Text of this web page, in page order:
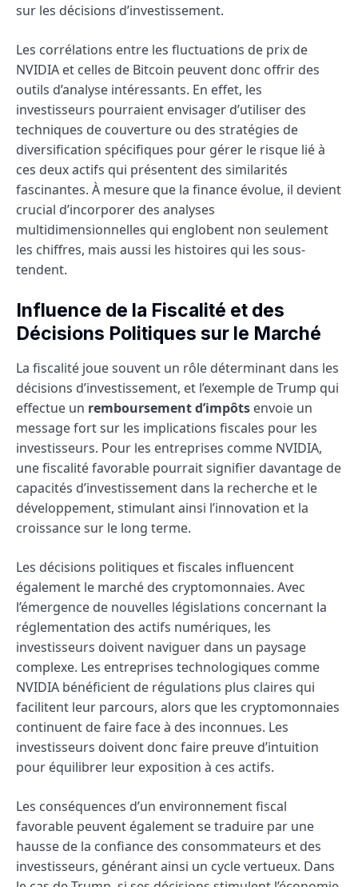
sur les décisions d’investissement.
Les corrélations entre les fluctuations de prix de
NVIDIA et celles de Bitcoin peuvent donc offrir des
outils d’analyse intéressants. En effet, les
investisseurs pourraient envisager d’utiliser des
techniques de couverture ou des stratégies de
diversification spécifiques pour gérer le risque lié à
ces deux actifs qui présentent des similarités
fascinantes. À mesure que la finance évolue, il devient
crucial d’incorporer des analyses
multidimensionnelles qui englobent non seulement
les chiffres, mais aussi les histoires qui les sous-
tendent.
Influence de la Fiscalité et des
Décisions Politiques sur le Marché
La fiscalité joue souvent un rôle déterminant dans les
décisions d’investissement, et l’exemple de Trump qui
effectue un remboursement d’impôts envoie un
message fort sur les implications fiscales pour les
investisseurs. Pour les entreprises comme NVIDIA,
une fiscalité favorable pourrait signifier davantage de
capacités d’investissement dans la recherche et le
développement, stimulant ainsi l’innovation et la
croissance sur le long terme.
Les décisions politiques et fiscales influencent
également le marché des cryptomonnaies. Avec
l’émergence de nouvelles législations concernant la
réglementation des actifs numériques, les
investisseurs doivent naviguer dans un paysage
complexe. Les entreprises technologiques comme
NVIDIA bénéficient de régulations plus claires qui
facilitent leur parcours, alors que les cryptomonnaies
continuent de faire face à des inconnues. Les
investisseurs doivent donc faire preuve d’intuition
pour équilibrer leur exposition à ces actifs.
Les conséquences d’un environnement fiscal
favorable peuvent également se traduire par une
hausse de la confiance des consommateurs et des
investisseurs, générant ainsi un cycle vertueux. Dans